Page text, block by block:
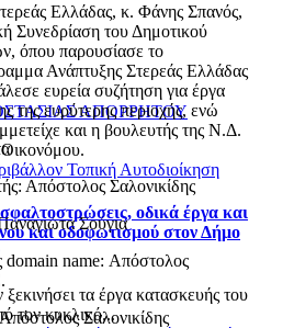
Ελλάδας, κ. Φάνης Σπανός,
Συνεδρίαση του Δημοτικού
όπου παρουσίασε το
Ανάπτυξης Στερεάς Ελλάδας
ευρεία συζήτηση για έργα
της ευρύτερης περιοχής, ενώ
και η βουλευτής της Ν.Δ.
Τοπική Αυτοδιοίκηση
οδικά έργα και
και οδοφωτισμού στον Δήμο
τα έργα κατασκευής του
τον κυκλικό...
ΑΠΟΡΡΗΤΟΥ
Απόστολος Σαλονικίδης
Σούγια
domain name: Απόστολος
Σαλονικίδης